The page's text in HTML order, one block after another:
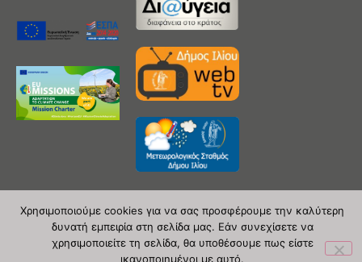
Copyright 2020 © Δήμος Ιλίου
Χρησιμοποιούμε cookies για να σας προσφέρουμε την καλύτερη
δυνατή εμπειρία στη σελίδα μας. Εάν συνεχίσετε να
χρησιμοποιείτε τη σελίδα, θα υποθέσουμε πως είστε
ικανοποιημένοι με αυτό.